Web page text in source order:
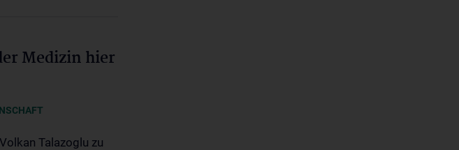
Medizin hier
Talazoglu zu